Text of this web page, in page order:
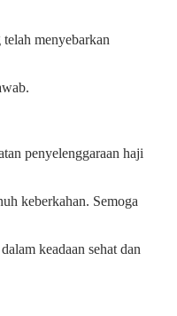
menyebarkan
penyelenggaraan haji
keberkahan. Semoga
keadaan sehat dan